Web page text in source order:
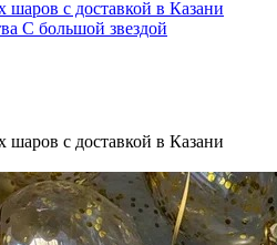
С большой звездой